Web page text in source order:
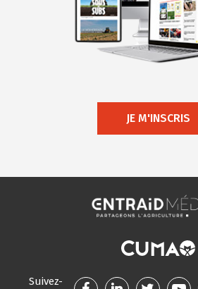
JE M'INSCRIS
Suivez-